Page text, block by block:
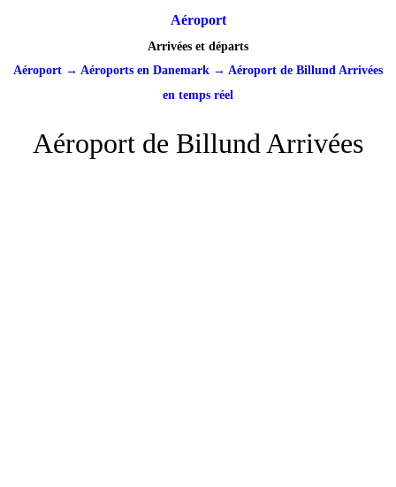
Aéroport
Arrivées et départs
Aéroport → Aéroports en Danemark → Aéroport de Billund Arrivées
en temps réel
Aéroport de Billund Arrivées